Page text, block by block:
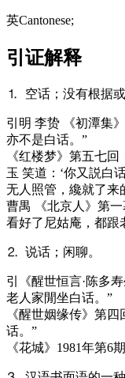
英Cantonese;
引证解释
⒈ 空话；没有根据或
引 明 李贽 《初潭集
亦不是白话。”
《红楼梦》第五七
玉 笑道：‘你又説白
无人照管，纔就了来
曹禺 《北京人》第
看好了尼姑庵，都跟
⒉ 说话；闲聊。
引
《醒世恒言·陈多
老人家閒坐白话。”
《醒世姻缘传》第
话。”
《花城》1981年第6